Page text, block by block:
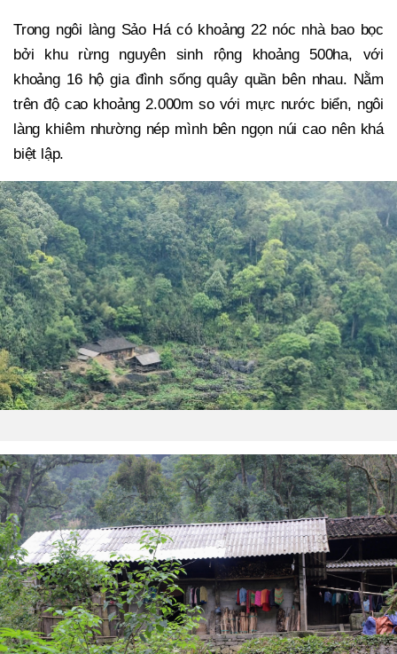
Trong ngôi làng Sảo Há có khoảng 22 nóc nhà bao bọc
bởi khu rừng nguyên sinh rộng khoảng 500ha, với
khoảng 16 hộ gia đình sống quây quần bên nhau. Nằm
trên độ cao khoảng 2.000m so với mực nước biển, ngôi
làng khiêm nhường nép mình bên ngọn núi cao nên khá
biệt lập.